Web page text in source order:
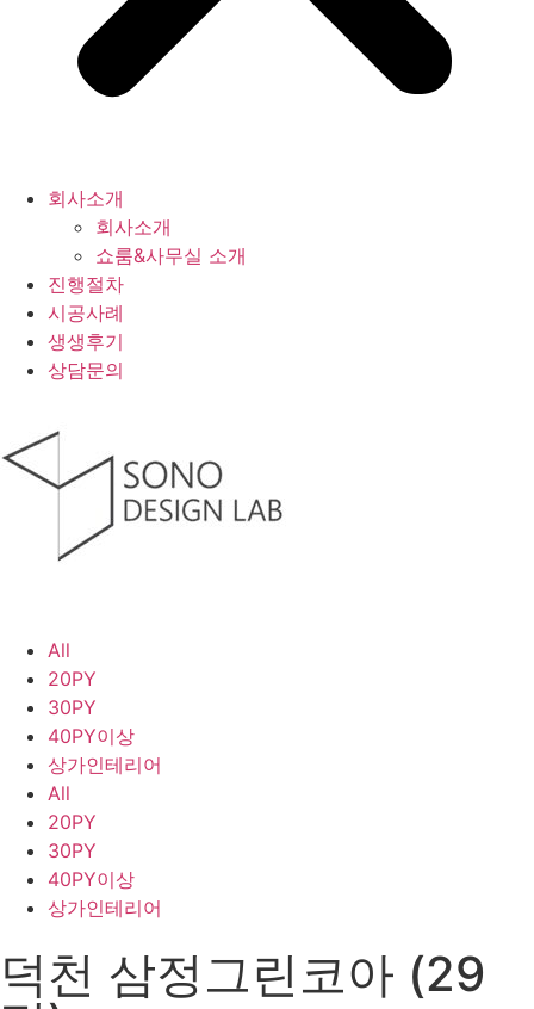
회사소개
회사소개
쇼룸&사무실 소개
진행절차
시공사례
생생후기
상담문의
All
20PY
30PY
40PY이상
상가인테리어
All
20PY
30PY
40PY이상
상가인테리어
덕천 삼정그린코아 (29